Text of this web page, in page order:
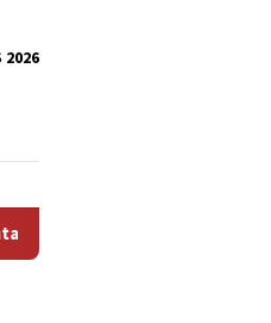
2026
di Indonesia, Pemprov Tidak